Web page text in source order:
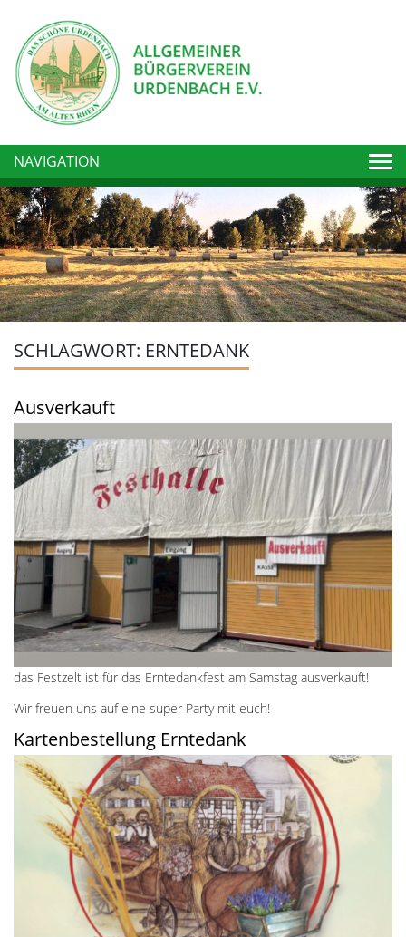
NAVIGATION
SCHLAGWORT: ERNTEDANK
Ausverkauft
das Festzelt ist für das Erntedankfest am Samstag ausverkauft!
Wir freuen uns auf eine super Party mit euch!
Kartenbestellung Erntedank